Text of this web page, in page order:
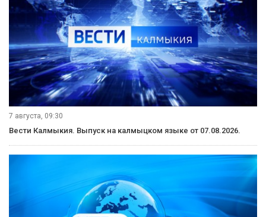
7 августа, 09:30
Вести Калмыкия. Выпуск на калмыцком языке от 07.08.2026.